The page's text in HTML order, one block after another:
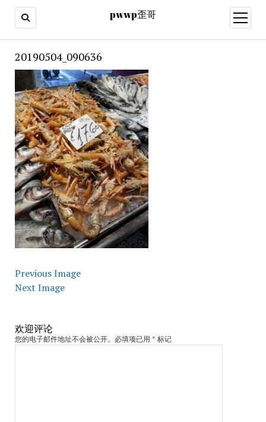
pwwp歪哥
open
menu
20190504_090636
Previous Image
Next Image
欢迎评论
您的电子邮件地址不会被公开。必填项已用 * 标记